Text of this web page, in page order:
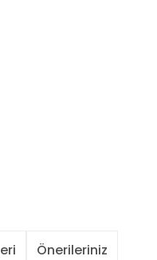
Önerileriniz